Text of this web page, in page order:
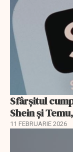
Sfârșitul
Shein și
11 FEBRUARIE 2026